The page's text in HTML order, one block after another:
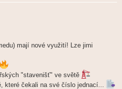
mají nové využití! Lze jimi
"stavenišť" ve světě
které čekali na své číslo jednací...